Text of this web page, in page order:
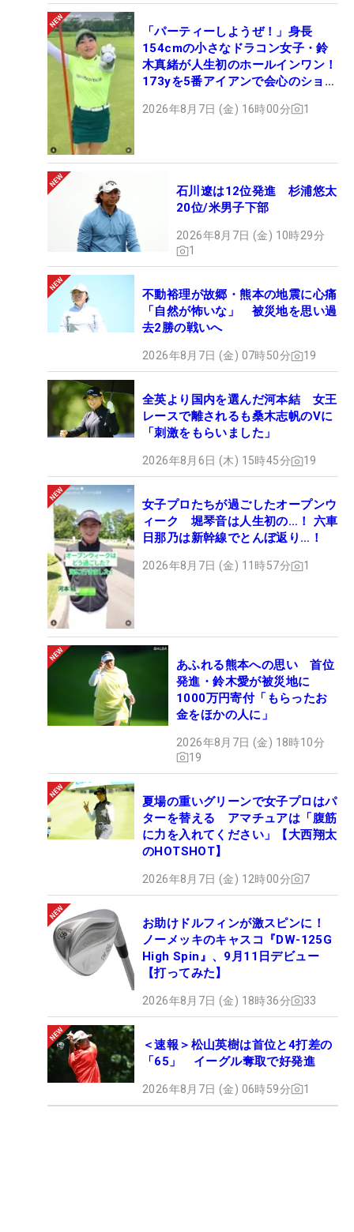
「パーティーしようぜ！」身長
154cmの小さなドラコン女子・鈴
木真緒が人生初のホールインワン！
173yを5番アイアンで会心のショッ
2026年8月7日 (金) 16時00分 1
石川遼は12位発進 杉浦悠太
20位/米男子下部
2026年8月7日 (金) 10時29分
1
不動裕理が故郷・熊本の地震に心痛
「自然が怖いな」 被災地を思い過
去2勝の戦いへ
2026年8月7日 (金) 07時50分 19
全英より国内を選んだ河本結 女王
レースで離されるも桑木志帆のVに
「刺激をもらいました」
2026年8月6日 (木) 15時45分 19
女子プロたちが過ごしたオープンウ
ィーク 堀琴音は人生初の…！ 六車
日那乃は新幹線でとんぼ返り…！
2026年8月7日 (金) 11時57分 1
あふれる熊本への思い 首位
発進・鈴木愛が被災地に
1000万円寄付「もらったお
金をほかの人に」
2026年8月7日 (金) 18時10分
19
夏場の重いグリーンで女子プロはパ
ターを替える アマチュアは「腹筋
に力を入れてください」【大西翔太
のHOTSHOT】
2026年8月7日 (金) 12時00分 7
お助けドルフィンが激スピンに！
ノーメッキのキャスコ『DW-125G
High Spin』、9月11日デビュー
【打ってみた】
2026年8月7日 (金) 18時36分 33
＜速報＞松山英樹は首位と4打差の
「65」 イーグル奪取で好発進
2026年8月7日 (金) 06時59分 1